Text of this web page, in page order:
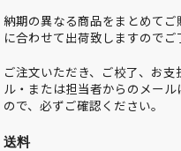
納期の異なる商品をまとめて
に合わせて出荷致しますのでご
ご注文いただき、ご校了、お
ル・または担当者からのメー
ので、必ずご確認ください。
送料